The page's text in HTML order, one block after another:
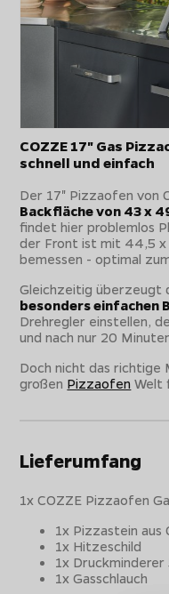
COZZE 17" Gas
schnell und einfach
Der 17" Pizzaofen von
Backfläche von 43 x
findet hier problemlos
der Front ist mit 44,5 x
bemessen - optimal
Gleichzeitig überzeugt
besonders einfachen
Drehregler einstellen,
und nach nur 20
Doch nicht das richtige
großen Pizzaofen Welt
Lieferumfang
1x COZZE Pizzaofen
1x Pizzastein
1x Hitzeschild
1x
1x Gasschlauch